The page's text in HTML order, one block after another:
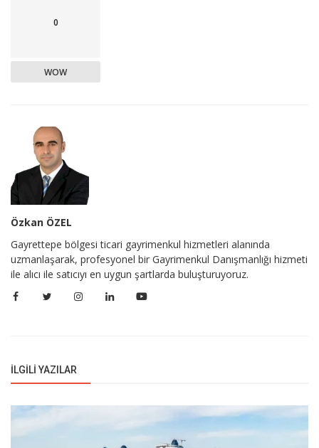
0
WOW
Özkan ÖZEL
Gayrettepe bölgesi ticari gayrimenkul hizmetleri alanında
uzmanlaşarak, profesyonel bir Gayrimenkul Danışmanlığı hizmeti
ile alıcı ile satıcıyı en uygun şartlarda buluşturuyoruz.
İLGILI YAZILAR